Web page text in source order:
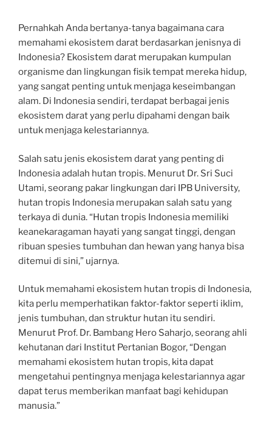
Pernahkah Anda bertanya-tanya bagaimana cara
memahami ekosistem darat berdasarkan jenisnya di
Indonesia? Ekosistem darat merupakan kumpulan
organisme dan lingkungan fisik tempat mereka hidup,
yang sangat penting untuk menjaga keseimbangan
alam. Di Indonesia sendiri, terdapat berbagai jenis
ekosistem darat yang perlu dipahami dengan baik
untuk menjaga kelestariannya.
Salah satu jenis ekosistem darat yang penting di
Indonesia adalah hutan tropis. Menurut Dr. Sri Suci
Utami, seorang pakar lingkungan dari IPB University,
hutan tropis Indonesia merupakan salah satu yang
terkaya di dunia. “Hutan tropis Indonesia memiliki
keanekaragaman hayati yang sangat tinggi, dengan
ribuan spesies tumbuhan dan hewan yang hanya bisa
ditemui di sini,” ujarnya.
Untuk memahami ekosistem hutan tropis di Indonesia,
kita perlu memperhatikan faktor-faktor seperti iklim,
jenis tumbuhan, dan struktur hutan itu sendiri.
Menurut Prof. Dr. Bambang Hero Saharjo, seorang ahli
kehutanan dari Institut Pertanian Bogor, “Dengan
memahami ekosistem hutan tropis, kita dapat
mengetahui pentingnya menjaga kelestariannya agar
dapat terus memberikan manfaat bagi kehidupan
manusia.”